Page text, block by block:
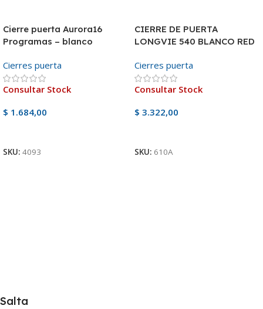
Cierre puerta Aurora16
Programas – blanco
Cierres puerta
Consultar Stock
$ 1.684,00
SKU: 4093
CIERRE DE PUERTA
LONGVIE 540 BLANCO RED
Cierres puerta
Consultar Stock
$ 3.322,00
SKU: 610A
Salta